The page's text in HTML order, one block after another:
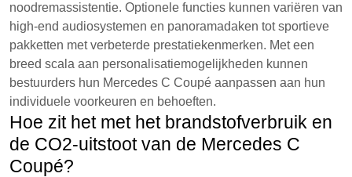
noodremassistentie. Optionele functies kunnen variëren van
high-end audiosystemen en panoramadaken tot sportieve
pakketten met verbeterde prestatiekenmerken. Met een
breed scala aan personalisatiemogelijkheden kunnen
bestuurders hun Mercedes C Coupé aanpassen aan hun
individuele voorkeuren en behoeften.
Hoe zit het met het brandstofverbruik en
de CO2-uitstoot van de Mercedes C
Coupé?